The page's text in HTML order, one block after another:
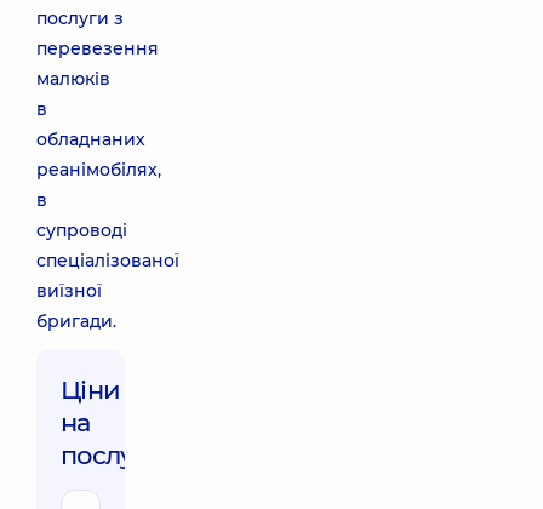
послуги з
перевезення
малюків
в
обладнаних
реанімобілях,
в
супроводі
спеціалізованої
виїзної
бригади.
Ціни
на
послуги: